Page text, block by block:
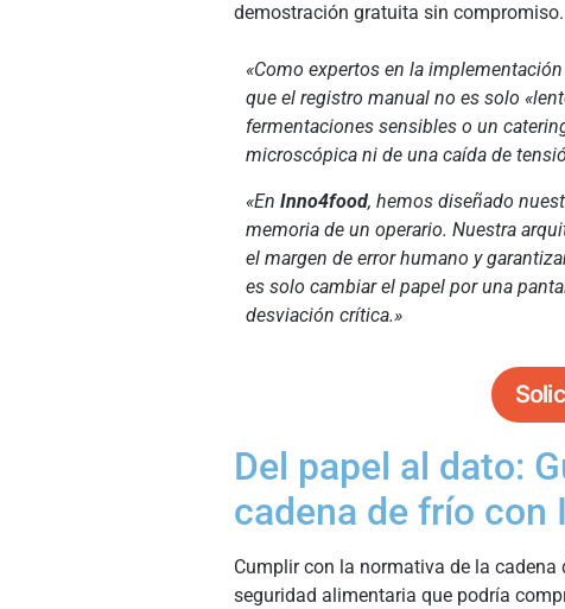
demostración gratuita sin compromiso.
«Como expertos en la
que el registro manual no es solo
fermentaciones sensibles o un
microscópica ni de una caída de
«En Inno4food, hemos diseñado
memoria de un operario. Nuestra
el margen de error humano y
es solo cambiar el papel por una
desviación crítica.»
Del papel al dato:
cadena de frío con
Cumplir con la normativa de la
seguridad alimentaria que podría